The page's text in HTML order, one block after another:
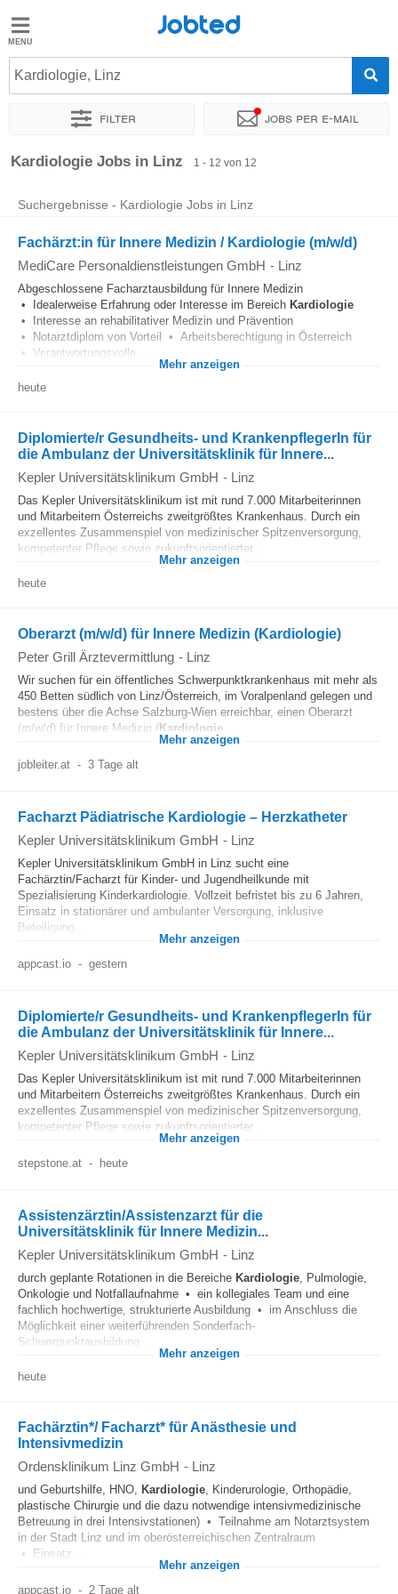
Jobted
Jobs
Jobted
Kardiologie, Linz
Filter Jobs per e-mail
Sortieren nach Genauer Standort Unternehmen
Kardiologie Jobs in Linz 1 - 12 von 12
Suchergebnisse - Kardiologie Jobs in Linz
Fachärzt:in für Innere Medizin / Kardiologie (m/w/d)
MediCare Personaldienstleistungen GmbH - Linz
Abgeschlossene Facharztausbildung für Innere Medizin
• Idealerweise Erfahrung oder Interesse im Bereich Kardiologie
• Interesse an rehabilitativer Medizin und Prävention
• Notarztdiplom von Vorteil • Arbeitsberechtigung in Österreich
• Verantwortungsvolle...
Mehr anzeigen
heute
Diplomierte/r Gesundheits- und KrankenpflegerIn für
die Ambulanz der Universitätsklinik für Innere...
Kepler Universitätsklinikum GmbH - Linz
Das Kepler Universitätsklinikum ist mit rund 7.000 Mitarbeiterinnen
und Mitarbeitern Österreichs zweitgrößtes Krankenhaus. Durch ein
exzellentes Zusammenspiel von medizinischer Spitzenversorgung,
kompetenter Pflege sowie zukunftsorientierter...
Mehr anzeigen
heute
Oberarzt (m/w/d) für Innere Medizin (Kardiologie)
Peter Grill Ärztevermittlung - Linz
Wir suchen für ein öffentliches Schwerpunktkrankenhaus mit mehr als
450 Betten südlich von Linz/Österreich, im Voralpenland gelegen und
bestens über die Achse Salzburg-Wien erreichbar, einen Oberarzt
(m/w/d) für Innere Medizin (Kardiologie
Mehr anzeigen
jobleiter.at - 3 Tage alt
Facharzt Pädiatrische Kardiologie – Herzkatheter
Kepler Universitätsklinikum GmbH - Linz
Kepler Universitätsklinikum GmbH in Linz sucht eine
Fachärztin/Facharzt für Kinder- und Jugendheilkunde mit
Spezialisierung Kinderkardiologie. Vollzeit befristet bis zu 6 Jahren,
Einsatz in stationärer und ambulanter Versorgung, inklusive
Beteiligung...
Mehr anzeigen
appcast.io - gestern
Diplomierte/r Gesundheits- und KrankenpflegerIn für
die Ambulanz der Universitätsklinik für Innere...
Kepler Universitätsklinikum GmbH - Linz
Das Kepler Universitätsklinikum ist mit rund 7.000 Mitarbeiterinnen
und Mitarbeitern Österreichs zweitgrößtes Krankenhaus. Durch ein
exzellentes Zusammenspiel von medizinischer Spitzenversorgung,
kompetenter Pflege sowie zukunftsorientierter...
Mehr anzeigen
stepstone.at - heute
Assistenzärztin/Assistenzarzt für die
Universitätsklinik für Innere Medizin...
Kepler Universitätsklinikum GmbH - Linz
durch geplante Rotationen in die Bereiche Kardiologie, Pulmologie,
Onkologie und Notfallaufnahme • ein kollegiales Team und eine
fachlich hochwertige, strukturierte Ausbildung • im Anschluss die
Möglichkeit einer weiterführenden Sonderfach-
Schwerpunktausbildung...
Mehr anzeigen
heute
Fachärztin*/ Facharzt* für Anästhesie und
Intensivmedizin
Ordensklinikum Linz GmbH - Linz
und Geburtshilfe, HNO, Kardiologie, Kinderurologie, Orthopädie,
plastische Chirurgie und die dazu notwendige intensivmedizinische
Betreuung in drei Intensivstationen) • Teilnahme am Notarztsystem
in der Stadt Linz und im oberösterreichischen Zentralraum
• Einsatz...
Mehr anzeigen
appcast.io - 2 Tage alt